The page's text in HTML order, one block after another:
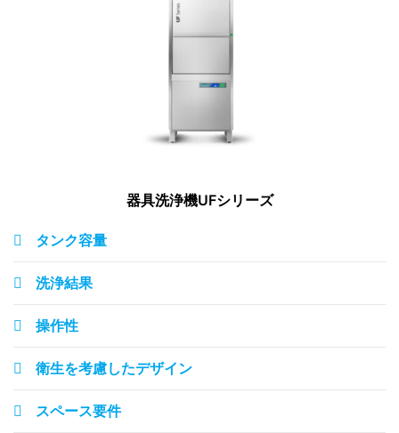
器具洗浄機UFシリーズ
タンク容量
洗浄結果
操作性
衛生を考慮したデザイン
スペース要件